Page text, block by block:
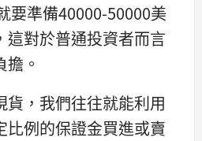
要準備40000-50000美
這對於普通投資者而言
。
貨，我們往往就能利用
比例的保證金買進或賣